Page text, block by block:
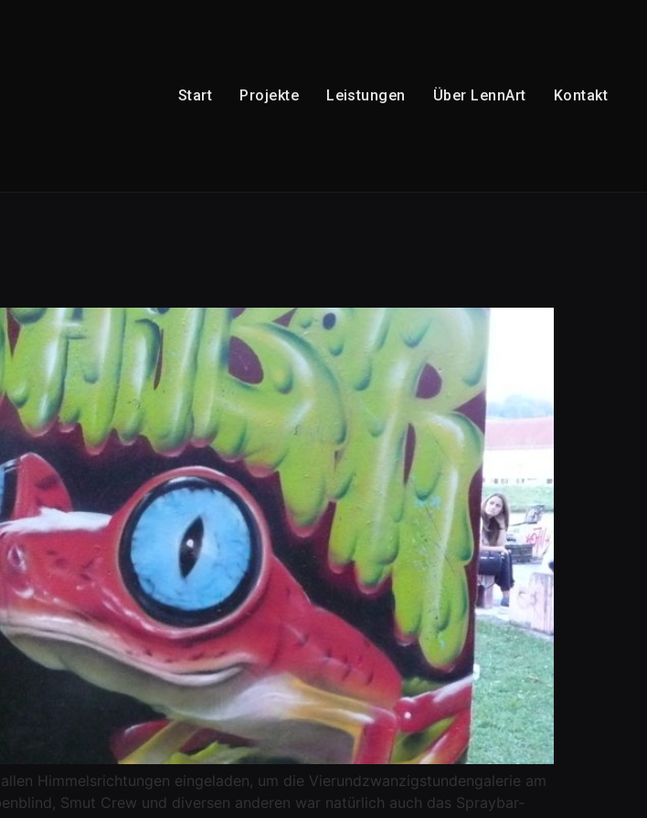
Start Projekte Leistungen Über LennArt Kontakt
Himmelsrichtungen eingeladen, um die Vierundzwanzigstundengalerie am
Smut Crew und diversen anderen war natürlich auch das Spraybar-